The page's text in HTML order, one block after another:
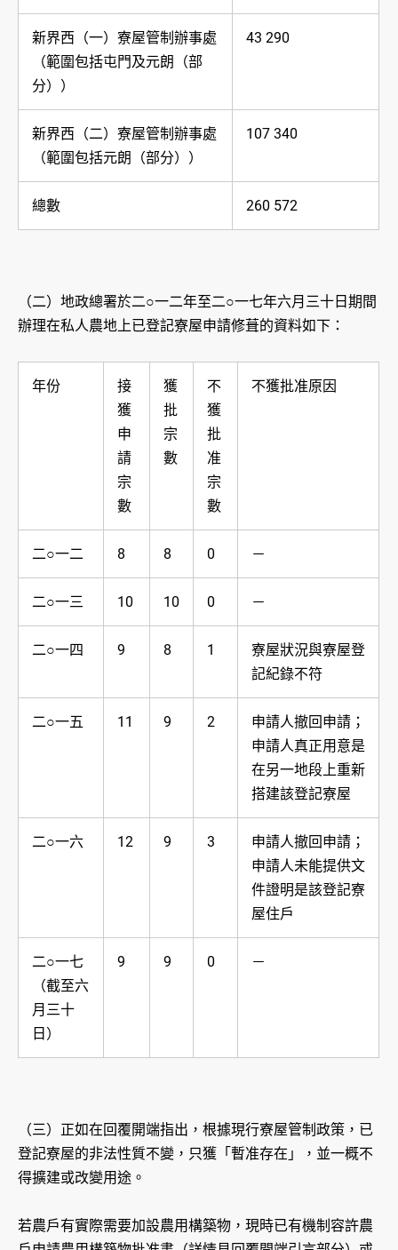
新界西（一）寮屋管制辦事處
（範圍包括屯門及元朗（部
分））
43 290
新界西（二）寮屋管制辦事處
（範圍包括元朗（部分））
107 340
總數 260 572
（二）地政總署於二○一二年至二○一七年六月三十日期間
辦理在私人農地上已登記寮屋申請修葺的資料如下：
年份
接
獲
申
請
宗
數
獲
批
宗
數
不
獲
批
准
宗
數
不獲批准原因
二○一二 8 8 0 －
二○一三 10 10 0 －
二○一四 9 8 1
寮屋狀況與寮屋登
記紀錄不符
二○一五 11 9 2
申請人撤回申請；
申請人真正用意是
在另一地段上重新
搭建該登記寮屋
二○一六 12 9 3
申請人撤回申請；
申請人未能提供文
件證明是該登記寮
屋住戶
二○一七
（截至六
月三十
日）
9 9 0 －
（三）正如在回覆開端指出，根據現行寮屋管制政策，已
登記寮屋的非法性質不變，只獲「暫准存在」，並一概不
得擴建或改變用途。
若農戶有實際需要加設農用構築物，現時已有機制容許農